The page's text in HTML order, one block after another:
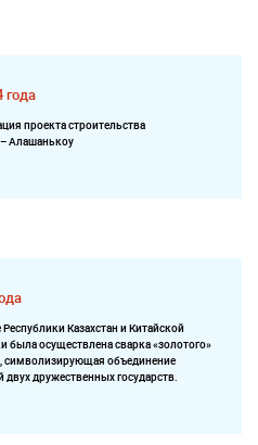
года
проекта строительства
Алашанькоу
Казахстан и Китайской
была осуществлена сварка «золотого»
символизирующая объединение
двух дружественных государств.